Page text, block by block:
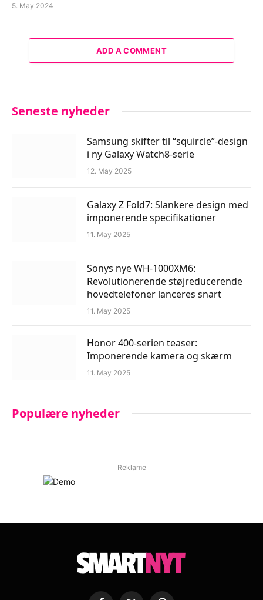
5. May 2024
ADD A COMMENT
Seneste nyheder
Samsung skifter til “squircle”-design
i ny Galaxy Watch8-serie
12. May 2025
Galaxy Z Fold7: Slankere design med
imponerende specifikationer
11. May 2025
Sonys nye WH-1000XM6:
Revolutionerende støjreducerende
hovedtelefoner lanceres snart
11. May 2025
Honor 400-serien teaser:
Imponerende kamera og skærm
11. May 2025
Populære nyheder
Reklame